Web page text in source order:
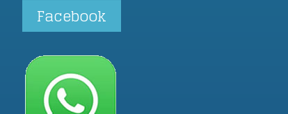
Facebook